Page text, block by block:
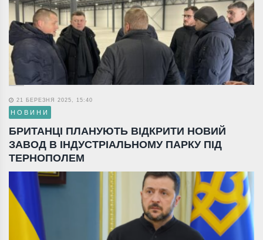
21 БЕРЕЗНЯ 2025, 15:40
НОВИНИ
БРИТАНЦІ ПЛАНУЮТЬ ВІДКРИТИ НОВИЙ
ЗАВОД В ІНДУСТРІАЛЬНОМУ ПАРКУ ПІД
ТЕРНОПОЛЕМ